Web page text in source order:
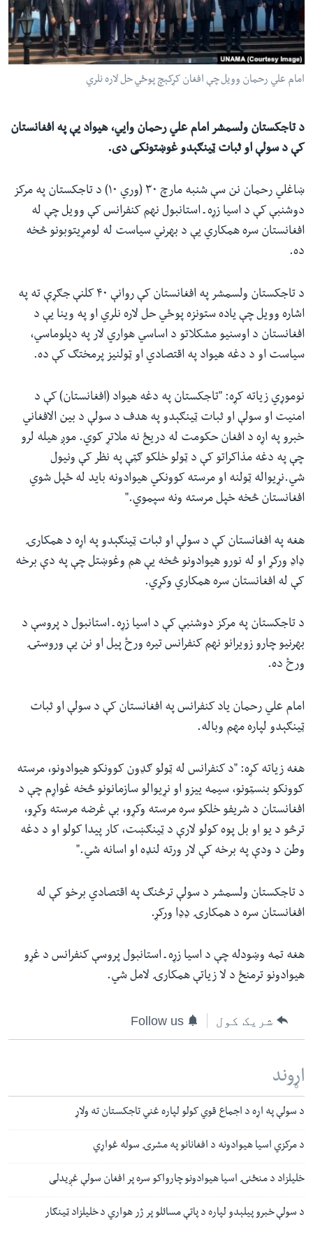
لټون
ځای
له مونږ سره په تماس کې پاتې شئ
امام علي رحمان وویل چې افغان کړکېچ پوځي حل لاره نلري
د تاجکستان ولسمشر امام علي رحمان وايي، هیواد یې په افغانستان
کې د سولې او ثبات ټينګېدو غوښتونکی دی.
ښاغلي رحمان نن سې شنبه مارچ ۳۰ (وري ۱۰) د تاجکستان په مرکز
دوشنبې کې د اسیا زړه ـ استانبول نهم کنفرانس کې وویل چې له
افغانستان سره همکاري یې د بهرني سیاست له لومړیتوبونو څخه
ده.
د تاجکستان ولسمشر په افغانستان کې روانې ۴۰ کلنې جګړې ته په
اشاره وویل چې یاده ستونزه پوځي حل لاره نلري او په وینا یې د
افغانستان د اوسنیو مشکلاتو د اساسي هواري لار په دپلوماسي،
سیاست او د دغه هیواد په اقتصادي او ټولنیز پرمختګ کې ده.
نوموړي زیاته کړه: "تاجکستان په دغه هیواد (افغانستان) کې د
امنیت او سولې او ثبات ټینګېدو په هدف د سولې د بین الافغاني
خبرو په اړه د افغان حکومت له دریځ نه ملاتړ کوي. موږ هیله لرو
چې په دغه مذاکراتو کې د ټولو خلکو ګټې په نظر کې ونیول
شي.نړیواله ټولنه او مرسته کوونکي هیوادونه باید له ځپل شوي
افغانستان څخه خپل مرسته ونه سپموي."
هغه په افغانستان کې د سولې او ثبات ټينګېدو په اړه د همکارۍ
ډاډ ورکړ او له نورو هیوادونو څخه یې هم وغوښتل چې په دې برخه
کې له افغانستان سره همکاري وکړي.
د تاجکستان په مرکز دوشنبې کې د اسیا زړه ـ استانبول د پروسې د
بهرنیو چارو زویرانو نهم کنفرانس تیره ورځ پيل او نن یې وروستۍ
ورځ ده.
امام علي رحمان یاد کنفرانس په افغانستان کې د سولې او ثبات
ټینګېدو لپاره مهم وباله.
هغه زیاته کړه: "د کنفرانس له ټولو ګډون کوونکو هیوادونو، مرسته
کوونکو بنسټونو، سیمه ییزو او نړیوالو سازمانونو څخه غواړم چې د
افغانستان د شریفو خلکو سره مرسته وکړو، بې غرضه مرسته وکړو،
ترڅو د یو او بل پوه کولو لارې د ټینګښت، کار پيدا کولو او د دغه
وطن د ودې په برخه کې لار ورته لنډه او اسانه شي."
د تاجکستان ولسمشر د سولې ترڅنګ په اقتصادي برخو کې له
افغانستان سره د همکارۍ ډډا ورکړ.
هغه تمه وښودله چې د اسیا زړه ـ استانبول پروسې کنفرانس د غړو
هیوادونو ترمنځ د لا زیاتې همکارۍ لامل شي.
شریک کول Follow us
اړوند
د سولې په اړه د اجماع قوي کولو لپاره غني تاجکستان ته ولاړ
د مرکزي اسیا هیوادونه د افغانانو په مشرۍ سوله غواړي
خلیلزاد د منځنۍ اسیا هیوادونو چارواکو سره پر افغان سولې غږیدلی
د سولې خبرو پیلېدو لپاره د پاتې مسائلو پر ژر هواري د خلیلزاد ټينګار